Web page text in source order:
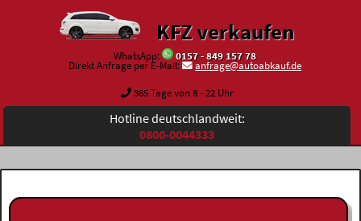
KFZ verkaufen
WhatsApp:
0157 - 849 157 78
Direkt Anfrage per E-Mail:
anfrage@autoabkauf.de
365 Tage von 8 - 22 Uhr
Hotline deutschlandweit:
0800-0044333